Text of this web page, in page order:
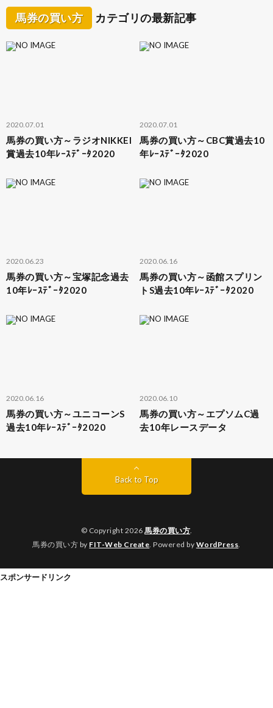
馬券の買い方 カテゴリの最新記事
2020.07.01
馬券の買い方～ラジオNIKKEI
賞過去10年ﾚｰｽﾃﾞｰﾀ2020
2020.07.01
馬券の買い方～CBC賞過去10
年ﾚｰｽﾃﾞｰﾀ2020
2020.06.23
馬券の買い方～宝塚記念過去
10年ﾚｰｽﾃﾞｰﾀ2020
2020.06.16
馬券の買い方～函館スプリン
トS過去10年ﾚｰｽﾃﾞｰﾀ2020
2020.06.16
馬券の買い方～ユニコーンS
過去10年ﾚｰｽﾃﾞｰﾀ2020
2020.06.10
馬券の買い方～エプソムC過
去10年レースデータ
Back to Top
© Copyright 2026 馬券の買い方
馬券の買い方 by FIT-Web Create . Powered by WordPress
スポンサードリンク